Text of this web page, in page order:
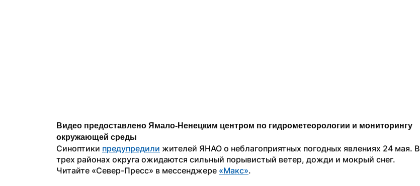
Видео предоставлено Ямало-Ненецким центром по гидрометеорологии и мониторингу
окружающей среды
Синоптики предупредили жителей ЯНАО о неблагоприятных погодных явлениях 24 мая. В
трех районах округа ожидаются сильный порывистый ветер, дожди и мокрый снег.
Читайте «Север-Пресс» в мессенджере «Макс».